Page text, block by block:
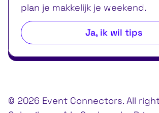
plan je makkelijk je weekend.
Ja, ik wil tips
© 2026 Event Connectors. All